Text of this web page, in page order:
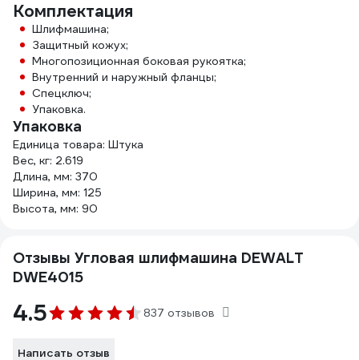
Комплектация
Шлифмашина;
Защитный кожух;
Многопозиционная боковая рукоятка;
Внутренний и наружный фланцы;
Спецключ;
Упаковка.
Упаковка
Единица товара: Штука
Вес, кг: 2.619
Длина, мм: 370
Ширина, мм: 125
Высота, мм: 90
Отзывы Угловая шлифмашина DEWALT
DWE4015
4.5 837 отзывов
Написать отзыв